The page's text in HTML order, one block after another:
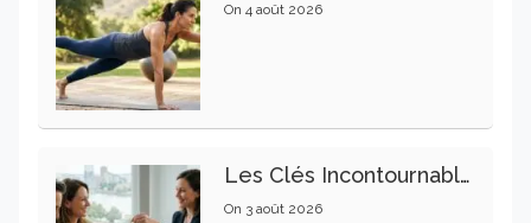
On 4 août 2026
Les Clés Incontournables Pour Réussir Vos Transactions Immobilières
On 3 août 2026